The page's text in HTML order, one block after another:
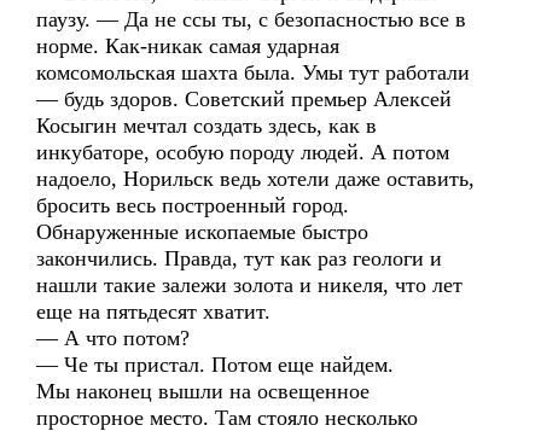
паузу. — Да не ссы ты, с безопасностью все в
норме. Как-никак самая ударная
комсомольская шахта была. Умы тут работали
— будь здоров. Советский премьер Алексей
Косыгин мечтал создать здесь, как в
инкубаторе, особую породу людей. А потом
надоело, Норильск ведь хотели даже оставить,
бросить весь построенный город.
Обнаруженные ископаемые быстро
закончились. Правда, тут как раз геологи и
нашли такие залежи золота и никеля, что лет
еще на пятьдесят хватит.
— А что потом?
— Че ты пристал. Потом еще найдем.
Мы наконец вышли на освещенное
просторное место. Там стояло несколько